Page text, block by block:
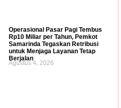
Operasional Pasar Pagi Tembus
Rp10 Miliar per Tahun, Pemkot
Samarinda Tegaskan Retribusi
untuk Menjaga Layanan Tetap
Berjalan
Agustus 4, 2026